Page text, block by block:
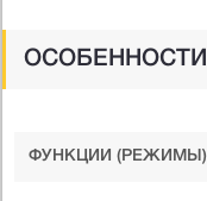
ОСОБЕННОСТИ
ФУНКЦИИ (РЕЖИМЫ)